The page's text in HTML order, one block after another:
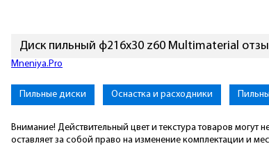
Диск пильный ф216х30 z60 Multimaterial
Mneniya.Pro
Пильные диски Оснастка и расходники
Внимание! Действительный цвет и текстура товаров могут
оставляет за собой право на изменение комплектации и